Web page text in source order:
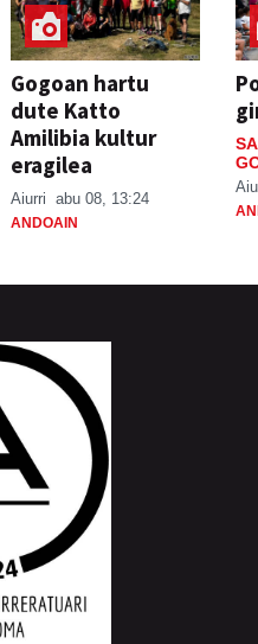
Gogoan hartu
dute Katto
Amilibia kultur
eragilea
Aiurri abu 08, 13:24
ANDOAIN